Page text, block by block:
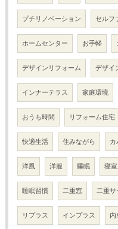
プチリノベーション セルフ
ホームセンター お手軽
デザインリフォーム デザイ
インナーテラス 家庭環境
おうち時間 リフォーム住宅
快適生活 住みながら カ
洋風 洋服 睡眠 寝
睡眠習慣 二重窓 二重サ
リプラス インプラス 内